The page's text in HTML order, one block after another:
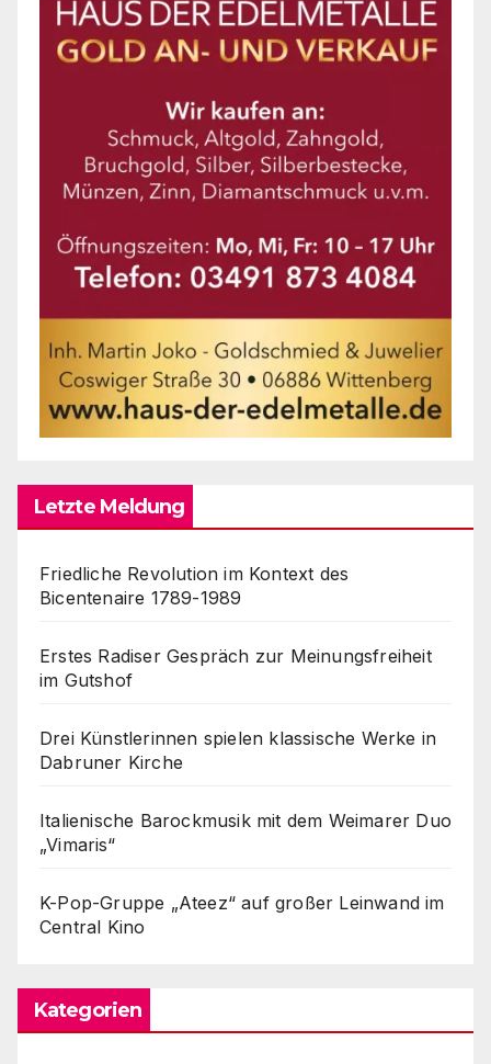
Letzte Meldung
Friedliche Revolution im Kontext des
Bicentenaire 1789-1989
Erstes Radiser Gespräch zur Meinungsfreiheit
im Gutshof
Drei Künstlerinnen spielen klassische Werke in
Dabruner Kirche
Italienische Barockmusik mit dem Weimarer Duo
„Vimaris“
K-Pop-Gruppe „Ateez“ auf großer Leinwand im
Central Kino
Kategorien